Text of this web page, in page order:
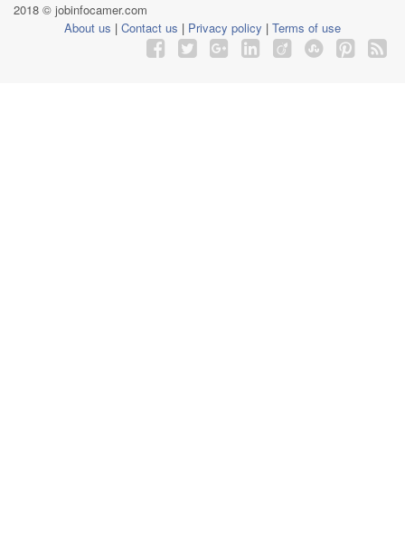
2018 © jobinfocamer.com
About us | Contact us | Privacy policy | Terms of use